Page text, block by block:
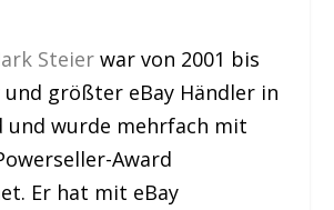
Steier war von 2001 bis
und größter eBay Händler in
und wurde mehrfach mit
Award
Er hat mit eBay